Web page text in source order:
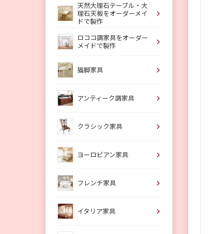
天然大理石テーブル・大
理石天板をオーダーメイ
ドで製作
ロココ調家具をオーダー
メイドで製作
猫脚家具
アンティーク調家具
クラシック家具
ヨーロピアン家具
フレンチ家具
イタリア家具